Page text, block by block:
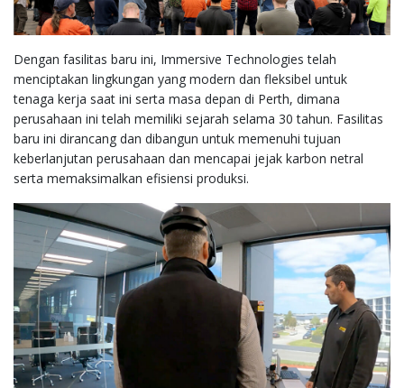
Dengan fasilitas baru ini, Immersive Technologies telah
menciptakan lingkungan yang modern dan fleksibel untuk
tenaga kerja saat ini serta masa depan di Perth, dimana
perusahaan ini telah memiliki sejarah selama 30 tahun. Fasilitas
baru ini dirancang dan dibangun untuk memenuhi tujuan
keberlanjutan perusahaan dan mencapai jejak karbon netral
serta memaksimalkan efisiensi produksi.